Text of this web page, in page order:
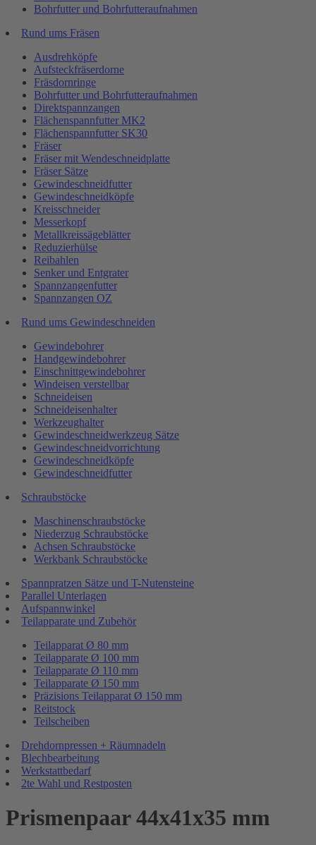
Bohrfutter und Bohrfutteraufnahmen
Rund ums Fräsen
Ausdrehköpfe
Aufsteckfräserdorne
Fräsdornringe
Bohrfutter und Bohrfutteraufnahmen
Direktspannzangen
Flächenspannfutter MK2
Flächenspannfutter SK30
Fräser
Fräser mit Wendeschneidplatte
Fräser Sätze
Gewindeschneidfutter
Gewindeschneidköpfe
Kreisschneider
Messerkopf
Metallkreissägeblätter
Reduzierhülse
Reibahlen
Senker und Entgrater
Spannzangenfutter
Spannzangen OZ
Rund ums Gewindeschneiden
Gewindebohrer
Handgewindebohrer
Einschnittgewindebohrer
Windeisen verstellbar
Schneideisen
Schneideisenhalter
Werkzeughalter
Gewindeschneidwerkzeug Sätze
Gewindeschneidvorrichtung
Gewindeschneidköpfe
Gewindeschneidfutter
Schraubstöcke
Maschinenschraubstöcke
Niederzug Schraubstöcke
Achsen Schraubstöcke
Werkbank Schraubstöcke
Spannpratzen Sätze und T-Nutensteine
Parallel Unterlagen
Aufspannwinkel
Teilapparate und Zubehör
Teilapparat Ø 80 mm
Teilapparate Ø 100 mm
Teilapparate Ø 110 mm
Teilapparate Ø 150 mm
Präzisions Teilapparat Ø 150 mm
Reitstock
Teilscheiben
Drehdornpressen + Räumnadeln
Blechbearbeitung
Werkstattbedarf
2te Wahl und Restposten
Prismenpaar 44x41x35 mm